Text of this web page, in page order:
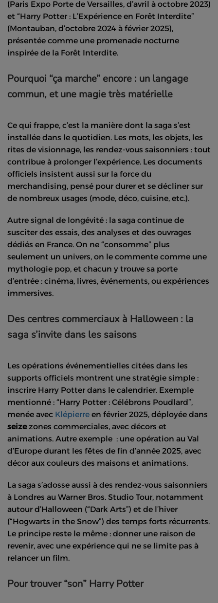
(Paris Expo Porte de Versailles, d’avril à octobre 2023)
et “Harry Potter : L’Expérience en Forêt Interdite”
(Montauban, d’octobre 2024 à février 2025),
présentée comme une promenade nocturne
inspirée de la Forêt Interdite.
Pourquoi “ça marche” encore : un langage
commun, et une magie très matérielle
Ce qui frappe, c’est la manière dont la saga s’est
installée dans le quotidien. Les mots, les objets, les
rites de visionnage, les rendez-vous saisonniers : tout
contribue à prolonger l’expérience. Les documents
officiels insistent aussi sur la force du
merchandising, pensé pour durer et se décliner sur
de nombreux usages (mode, déco, cuisine, etc.).
Autre signal de longévité : la saga continue de
susciter des essais, des analyses et des ouvrages
dédiés en France. On ne “consomme” plus
seulement un univers, on le commente comme une
mythologie pop, et chacun y trouve sa porte
d’entrée : cinéma, livres, événements, ou expériences
immersives.
Des centres commerciaux à Halloween : la
saga s’invite dans les saisons
Les opérations événementielles citées dans les
supports officiels montrent une stratégie simple :
inscrire Harry Potter dans le calendrier. Exemple
mentionné : “Harry Potter : Célébrons Poudlard”,
menée avec Klépierre en février 2025, déployée dans
seizezones commerciales, avec décors et
animations. Autre exemple : une opération au Val
d’Europe durant les fêtes de fin d’année 2025, avec
décor aux couleurs des maisons et animations.
La saga s’adosse aussi à des rendez-vous saisonniers
à Londres au Warner Bros. Studio Tour, notamment
autour d’Halloween (“Dark Arts”) et de l’hiver
(“Hogwarts in the Snow”) des temps forts récurrents.
Le principe reste le même : donner une raison de
revenir, avec une expérience qui ne se limite pas à
relancer un film.
Pour trouver “son” Harry Potter